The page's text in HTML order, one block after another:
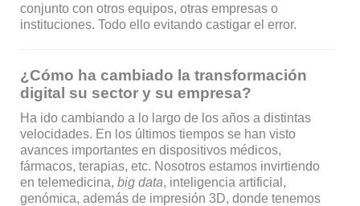
conjunto con otros equipos, otras empresas o
instituciones. Todo ello evitando castigar el error.
¿Cómo ha cambiado la transformación
digital su sector y su empresa?
Ha ido cambiando a lo largo de los años a distintas
velocidades. En los últimos tiempos se han visto
avances importantes en dispositivos médicos,
fármacos, terapias, etc. Nosotros estamos invirtiendo
en telemedicina, big data, inteligencia artificial,
genómica, además de impresión 3D, donde tenemos